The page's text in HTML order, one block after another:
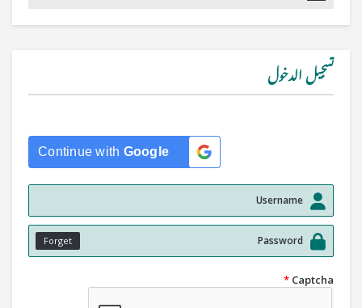
تسجيل الدخول
Continue with Google
Forget
Captcha
*